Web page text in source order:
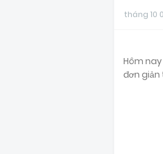
tháng 10
Hôm
đơn giản